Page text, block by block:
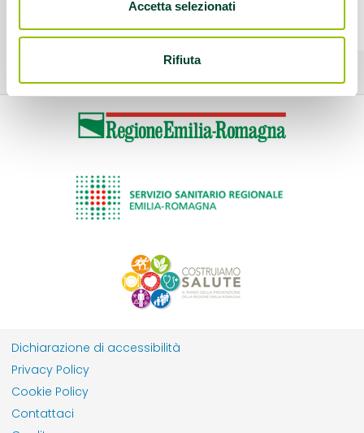
Accetta selezionati
Rifiuta
Dichiarazione di accessibilità
Privacy Policy
Cookie Policy
Contattaci